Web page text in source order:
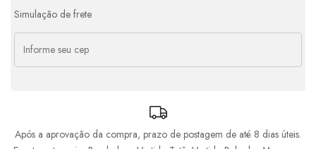
Simulação de frete
Após a aprovação da compra, prazo de postagem de até 8 dias úteis.